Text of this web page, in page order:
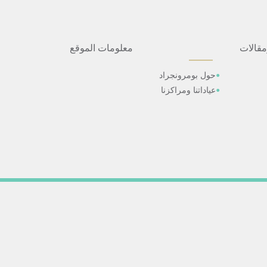
معلومات الموقع
حول بومرونجراد
عياداتنا ومراكزنا